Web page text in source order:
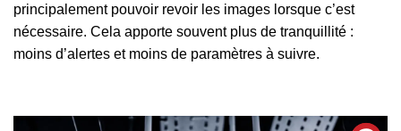
principalement pouvoir revoir les images lorsque c’est
nécessaire. Cela apporte souvent plus de tranquillité :
moins d’alertes et moins de paramètres à suivre.